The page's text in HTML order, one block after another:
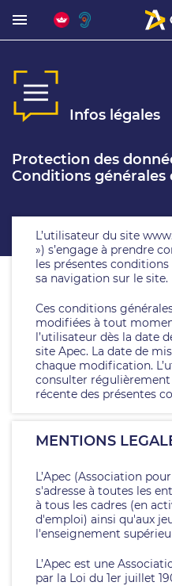
Infos légales
Protection des
Conditions générales
L’utilisateur du site
») s’engage à prendre
les présentes
sa navigation sur le site.
Ces conditions
modifiées à tout
l’utilisateur dès la date
site Apec. La date de
chaque modification.
consulter
récente des présentes
MENTIONS
L’Apec (Association
s'adresse à toutes les
à tous les cadres (en
d'emploi) ainsi qu'aux
l'enseignement
L’Apec est une
par la Loi du 1er juillet